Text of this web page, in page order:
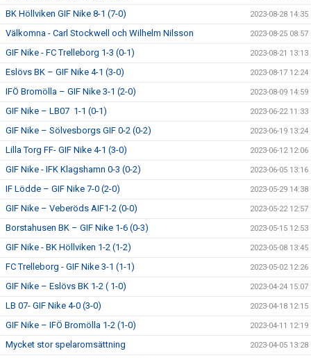
BK Höllviken GIF Nike 8-1 (7-0) 2023-08-28 14:35
Välkomna - Carl Stockwell och Wilhelm Nilsson 2023-08-25 08:57
GIF Nike - FC Trelleborg 1-3 (0-1) 2023-08-21 13:13
Eslövs BK – GIF Nike 4-1 (3-0) 2023-08-17 12:24
IFÖ Bromölla – GIF Nike 3-1 (2-0) 2023-08-09 14:59
GIF Nike – LB07 1-1 (0-1) 2023-06-22 11:33
GIF Nike – Sölvesborgs GIF 0-2 (0-2) 2023-06-19 13:24
Lilla Torg FF- GIF Nike 4-1 (3-0) 2023-06-12 12:06
GIF Nike - IFK Klagshamn 0-3 (0-2) 2023-06-05 13:16
IF Lödde – GIF Nike 7-0 (2-0) 2023-05-29 14:38
GIF Nike – Veberöds AIF1-2 (0-0) 2023-05-22 12:57
Borstahusen BK – GIF Nike 1-6 (0-3) 2023-05-15 12:53
GIF Nike - BK Höllviken 1-2 (1-2) 2023-05-08 13:45
FC Trelleborg - GIF Nike 3-1 (1-1) 2023-05-02 12:26
GIF Nike – Eslövs BK 1-2 ( 1-0) 2023-04-24 15:07
LB 07- GIF Nike 4-0 (3-0) 2023-04-18 12:15
GIF Nike – IFÖ Bromölla 1-2 (1-0) 2023-04-11 12:19
Mycket stor spelaromsättning 2023-04-05 13:28